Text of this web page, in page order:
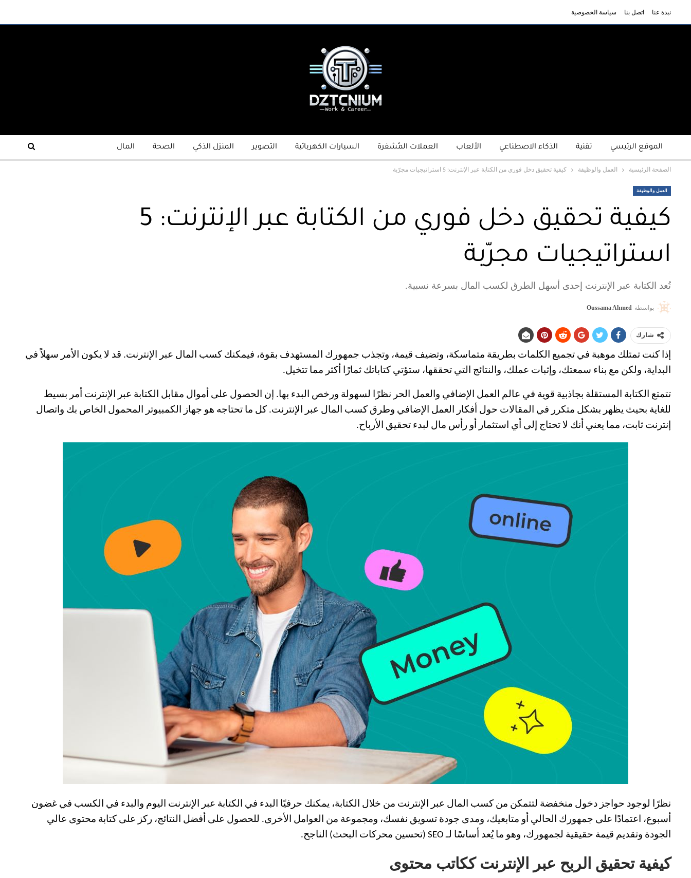
نبذة عنا اتصل بنا سياسة الخصوصية
الموقع الرئيسي تقنية الذكاء الاصطناعي الألعاب العملات المُشفرة السيارات الكهربائية التصوير المنزل الذكي الصحة المال
الصفحة الرئيسية العمل والوظيفة كيفية تحقيق دخل فوري من الكتابة عبر الإنترنت: 5 استراتيجيات مجرّبة
العمل والوظيفة
كيفية تحقيق دخل فوري من الكتابة عبر الإنترنت: 5
استراتيجيات مجرّبة
تُعد الكتابة عبر الإنترنت إحدى أسهل الطرق لكسب المال بسرعة نسبية.
بواسطة Oussama Ahmed
شارك
إذا كنت تمتلك موهبة في تجميع الكلمات بطريقة متماسكة، وتضيف قيمة، وتجذب جمهورك المستهدف بقوة، فيمكنك كسب المال عبر الإنترنت. قد لا يكون الأمر سهلاً في
البداية، ولكن مع بناء سمعتك، وإثبات عملك، والنتائج التي تحققها، ستؤتي كتاباتك ثمارًا أكثر مما تتخيل.
تتمتع الكتابة المستقلة بجاذبية قوية في عالم العمل الإضافي والعمل الحر نظرًا لسهولة ورخص البدء بها. إن الحصول على أموال مقابل الكتابة عبر الإنترنت أمر بسيط
للغاية بحيث يظهر بشكل متكرر في المقالات حول أفكار العمل الإضافي وطرق كسب المال عبر الإنترنت. كل ما تحتاجه هو جهاز الكمبيوتر المحمول الخاص بك واتصال
إنترنت ثابت، مما يعني أنك لا تحتاج إلى أي استثمار أو رأس مال لبدء تحقيق الأرباح.
نظرًا لوجود حواجز دخول منخفضة لتتمكن من كسب المال عبر الإنترنت من خلال الكتابة، يمكنك حرفيًا البدء في الكتابة عبر الإنترنت اليوم والبدء في الكسب في غضون
أسبوع، اعتمادًا على جمهورك الحالي أو متابعيك، ومدى جودة تسويق نفسك، ومجموعة من العوامل الأخرى. للحصول على أفضل النتائج، ركز على كتابة محتوى عالي
الجودة وتقديم قيمة حقيقية لجمهورك، وهو ما يُعد أساسًا لـ SEO (تحسين محركات البحث) الناجح.
كيفية تحقيق الربح عبر الإنترنت ككاتب محتوى